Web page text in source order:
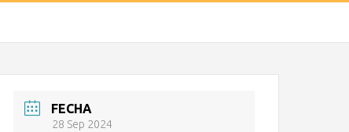
FECHA
28 Sep 2024